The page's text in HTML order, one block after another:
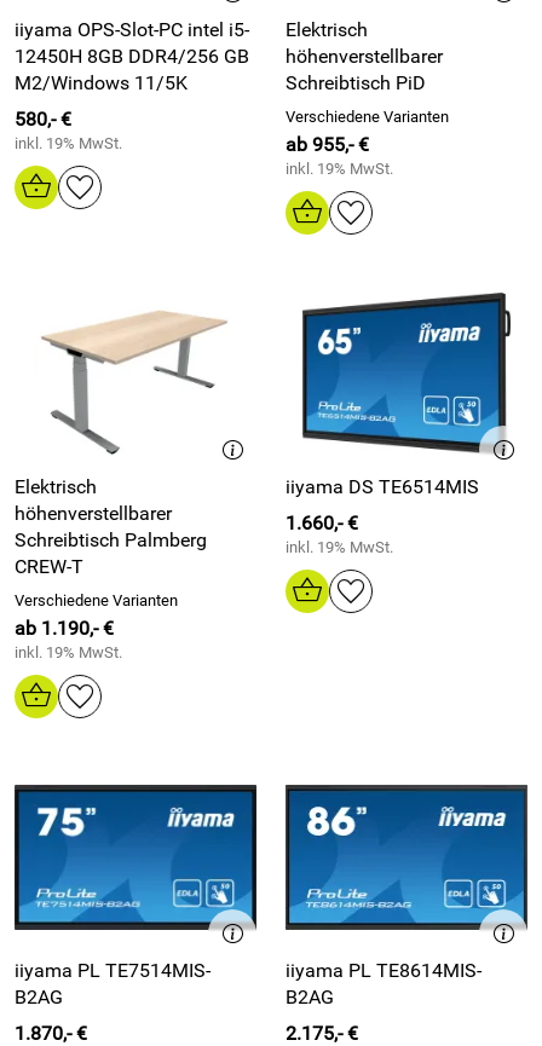
iiyama OPS-Slot-PC intel i5-
12450H 8GB DDR4/256 GB
M2/Windows 11/5K
580,- €
inkl. 19% MwSt.
Elektrisch
höhenverstellbarer
Schreibtisch PiD
Verschiedene Varianten
ab 955,- €
inkl. 19% MwSt.
Elektrisch
höhenverstellbarer
Schreibtisch Palmberg
CREW-T
Verschiedene Varianten
ab 1.190,- €
inkl. 19% MwSt.
iiyama DS TE6514MIS
1.660,- €
inkl. 19% MwSt.
iiyama PL TE7514MIS-
B2AG
1.870,- €
iiyama PL TE8614MIS-
B2AG
2.175,- €